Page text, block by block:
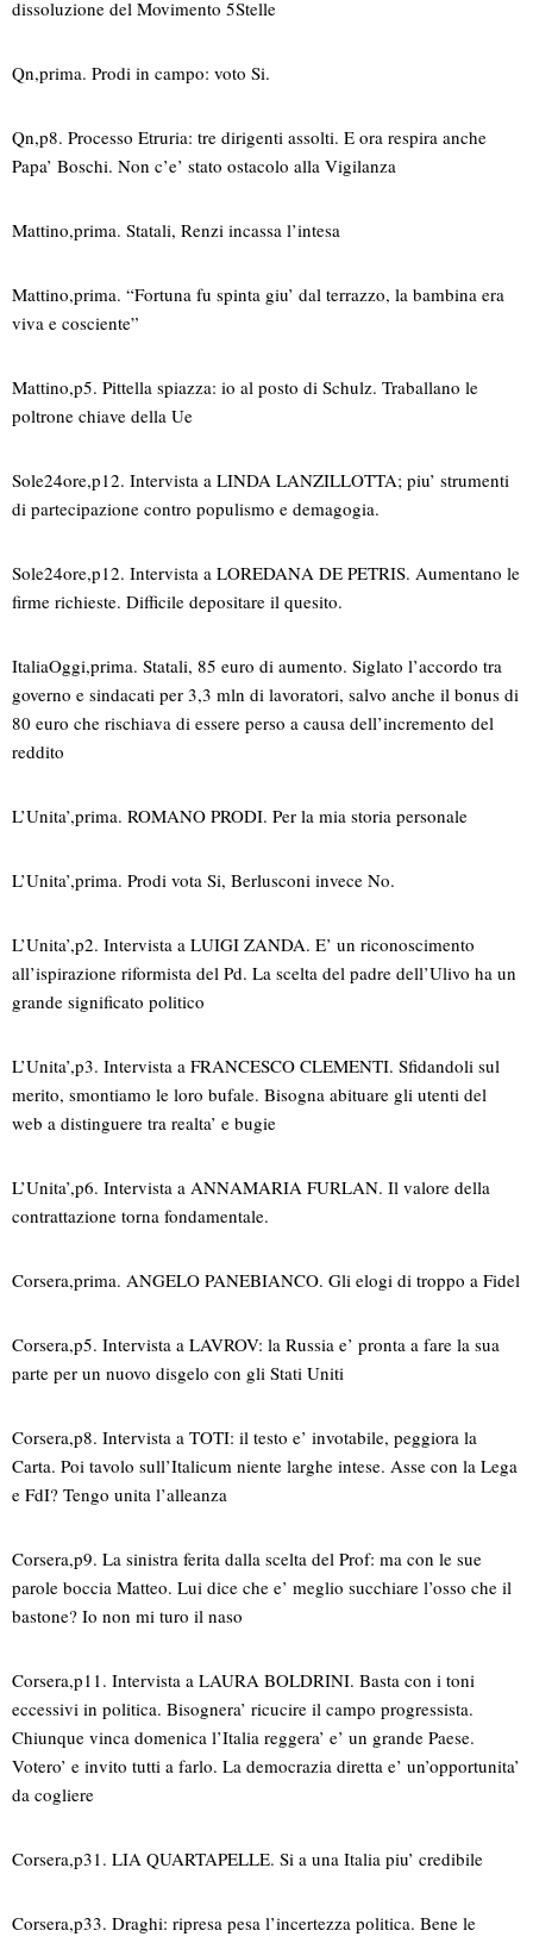
dissoluzione del Movimento 5Stelle
Qn,prima. Prodi in campo: voto Si.
Qn,p8. Processo Etruria: tre dirigenti assolti. E ora respira anche
Papa’ Boschi. Non c’e’ stato ostacolo alla Vigilanza
Mattino,prima. Statali, Renzi incassa l’intesa
Mattino,prima. “Fortuna fu spinta giu’ dal terrazzo, la bambina era
viva e cosciente”
Mattino,p5. Pittella spiazza: io al posto di Schulz. Traballano le
poltrone chiave della Ue
Sole24ore,p12. Intervista a LINDA LANZILLOTTA; piu’ strumenti
di partecipazione contro populismo e demagogia.
Sole24ore,p12. Intervista a LOREDANA DE PETRIS. Aumentano le
firme richieste. Difficile depositare il quesito.
ItaliaOggi,prima. Statali, 85 euro di aumento. Siglato l’accordo tra
governo e sindacati per 3,3 mln di lavoratori, salvo anche il bonus di
80 euro che rischiava di essere perso a causa dell’incremento del
reddito
L’Unita’,prima. ROMANO PRODI. Per la mia storia personale
L’Unita’,prima. Prodi vota Si, Berlusconi invece No.
L’Unita’,p2. Intervista a LUIGI ZANDA. E’ un riconoscimento
all’ispirazione riformista del Pd. La scelta del padre dell’Ulivo ha un
grande significato politico
L’Unita’,p3. Intervista a FRANCESCO CLEMENTI. Sfidandoli sul
merito, smontiamo le loro bufale. Bisogna abituare gli utenti del
web a distinguere tra realta’ e bugie
L’Unita’,p6. Intervista a ANNAMARIA FURLAN. Il valore della
contrattazione torna fondamentale.
Corsera,prima. ANGELO PANEBIANCO. Gli elogi di troppo a Fidel
Corsera,p5. Intervista a LAVROV: la Russia e’ pronta a fare la sua
parte per un nuovo disgelo con gli Stati Uniti
Corsera,p8. Intervista a TOTI: il testo e’ invotabile, peggiora la
Carta. Poi tavolo sull’Italicum niente larghe intese. Asse con la Lega
e FdI? Tengo unita l’alleanza
Corsera,p9. La sinistra ferita dalla scelta del Prof: ma con le sue
parole boccia Matteo. Lui dice che e’ meglio succhiare l’osso che il
bastone? Io non mi turo il naso
Corsera,p11. Intervista a LAURA BOLDRINI. Basta con i toni
eccessivi in politica. Bisognera’ ricucire il campo progressista.
Chiunque vinca domenica l’Italia reggera’ e’ un grande Paese.
Votero’ e invito tutti a farlo. La democrazia diretta e’ un’opportunita’
da cogliere
Corsera,p31. LIA QUARTAPELLE. Si a una Italia piu’ credibile
Corsera,p33. Draghi: ripresa pesa l’incertezza politica. Bene le